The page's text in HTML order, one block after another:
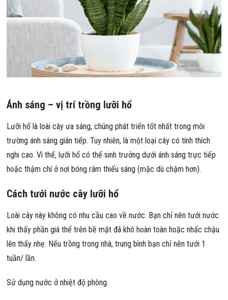
Ánh sáng – vị trí trồng lưỡi hổ
Lưỡi hổ là loài cây ưa sáng, chúng phát triển tốt nhất trong môi
trường ánh sáng gián tiếp. Tuy nhiên, là một loại cây có tính thích
nghi cao. Vì thể, lưỡi hổ có thể sinh trưởng dưới ánh sáng trực tiếp
hoặc thậm chí ở nơi bóng râm thiếu sáng (mặc dù chậm hơn).
Cách tưới nước cây lưỡi hổ
Loài cây này không có nhu cầu cao về nước. Bạn chỉ nên tưới nước
khi thấy phần giá thể trên bề mặt đã khô hoàn toàn hoặc nhấc chậu
lên thấy nhẹ. Nếu trồng trong nhà, trung bình bạn chỉ nên tưới 1
tuần/ lần.
Sử dụng nước ở nhiệt độ phòng.